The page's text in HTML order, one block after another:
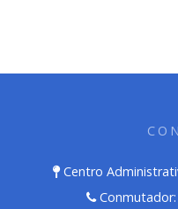
Centro
Conmutador: